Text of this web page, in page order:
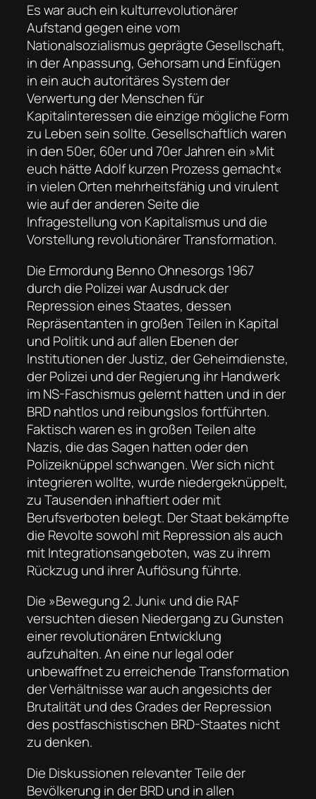
Es war auch ein kulturrevolutionärer
Aufstand gegen eine vom
Nationalsozialismus geprägte Gesellschaft,
in der Anpassung, Gehorsam und Einfügen
in ein auch autoritäres System der
Verwertung der Menschen für
Kapitalinteressen die einzige mögliche Form
zu Leben sein sollte. Gesellschaftlich waren
in den 50er, 60er und 70er Jahren ein »Mit
euch hätte Adolf kurzen Prozess gemacht«
in vielen Orten mehrheitsfähig und virulent
wie auf der anderen Seite die
Infragestellung von Kapitalismus und die
Vorstellung revolutionärer Transformation.
Die Ermordung Benno Ohnesorgs 1967
durch die Polizei war Ausdruck der
Repression eines Staates, dessen
Repräsentanten in großen Teilen in Kapital
und Politik und auf allen Ebenen der
Institutionen der Justiz, der Geheimdienste,
der Polizei und der Regierung ihr Handwerk
im NS-Faschismus gelernt hatten und in der
BRD nahtlos und reibungslos fortführten.
Faktisch waren es in großen Teilen alte
Nazis, die das Sagen hatten oder den
Polizeiknüppel schwangen. Wer sich nicht
integrieren wollte, wurde niedergeknüppelt,
zu Tausenden inhaftiert oder mit
Berufsverboten belegt. Der Staat bekämpfte
die Revolte sowohl mit Repression als auch
mit Integrationsangeboten, was zu ihrem
Rückzug und ihrer Auflösung führte.
Die »Bewegung 2. Juni« und die RAF
versuchten diesen Niedergang zu Gunsten
einer revolutionären Entwicklung
aufzuhalten. An eine nur legal oder
unbewaffnet zu erreichende Transformation
der Verhältnisse war auch angesichts der
Brutalität und des Grades der Repression
des postfaschistischen BRD-Staates nicht
zu denken.
Die Diskussionen relevanter Teile der
Bevölkerung in der BRD und in allen